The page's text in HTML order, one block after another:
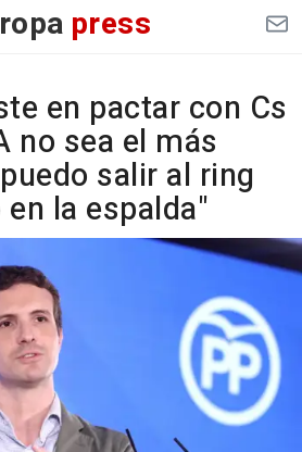
press
en pactar con Cs
no sea el más
salir al ring
la espalda"